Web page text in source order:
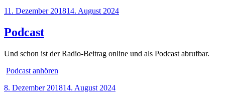
Veröffentlicht
11. Dezember 201814. August 2024
Podcast
Und schon ist der Radio-Beitrag online und als Podcast abrufbar.
Podcast anhören
Veröffentlicht
8. Dezember 201814. August 2024